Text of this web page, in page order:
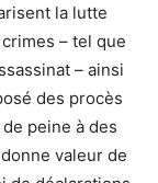
la lutte
– tel que
– ainsi
des procès
peine à des
valeur de